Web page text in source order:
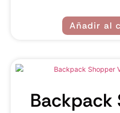
Añadir al
Backpack